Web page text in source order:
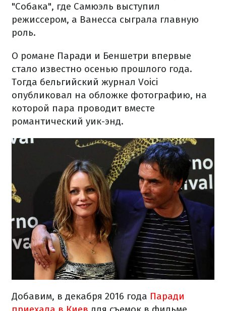
"Собака", где Самюэль выступил
режиссером, а Ванесса сыграла главную
роль.
О романе Паради и Беншетри впервые
стало известно осенью прошлого года.
Тогда бельгийский журнал Voici
опубликовал на обложке фотографию, на
которой пара проводит вместе
романтический уик-энд.
Добавим, в декабря 2016 года Паради